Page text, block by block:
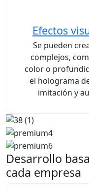
Efectos
Se pueden
complejos,
color o
el holograma
imitación y
Desarrollo
cada empresa